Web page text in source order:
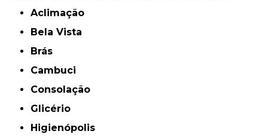
Aclimação
Bela Vista
Brás
Cambuci
Consolação
Glicério
Higienópolis